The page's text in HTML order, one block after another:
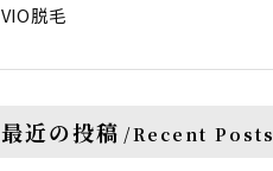
VIO脱毛
最近の投稿 Recent Posts